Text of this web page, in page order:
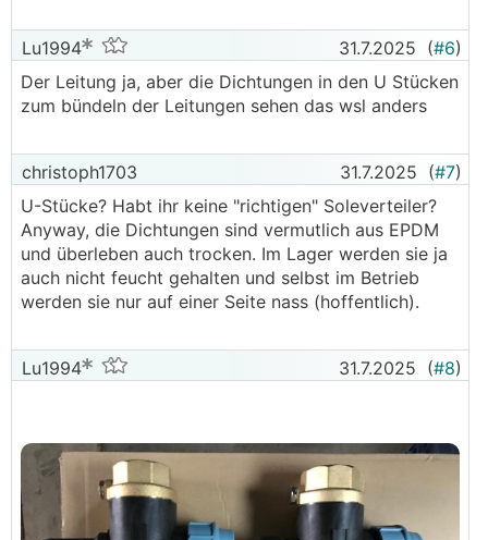
Lu1994 31.7.2025 (#6)
Der Leitung ja, aber die Dichtungen in den U Stücken
zum bündeln der Leitungen sehen das wsl anders
christoph1703 31.7.2025 (#7)
U-Stücke? Habt ihr keine "richtigen" Soleverteiler?
Anyway, die Dichtungen sind vermutlich aus EPDM
und überleben auch trocken. Im Lager werden sie ja
auch nicht feucht gehalten und selbst im Betrieb
werden sie nur auf einer Seite nass (hoffentlich).
Lu1994 31.7.2025 (#8)